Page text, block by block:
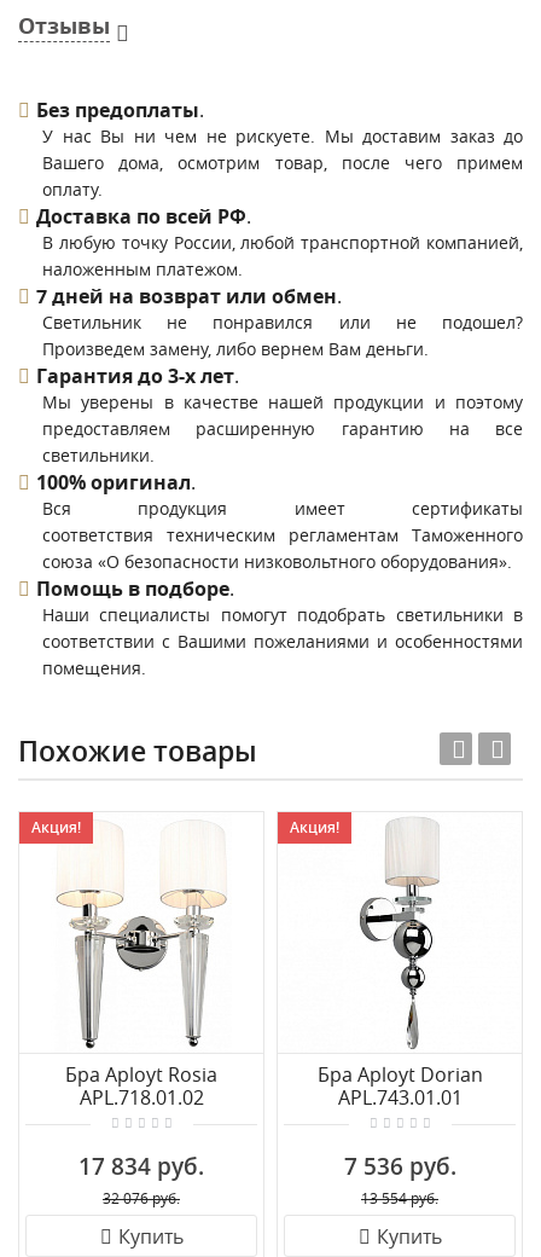
Отзывы
Без предоплаты.
У нас Вы ни чем не рискуете. Мы доставим заказ до
Вашего дома, осмотрим товар, после чего примем
оплату.
Доставка по всей РФ.
В любую точку России, любой транспортной компанией,
наложенным платежом.
7 дней на возврат или обмен.
Светильник не понравился или не подошел?
Произведем замену, либо вернем Вам деньги.
Гарантия до 3-х лет.
Мы уверены в качестве нашей продукции и поэтому
предоставляем расширенную гарантию на все
светильники.
100% оригинал.
Вся продукция имеет сертификаты
соответствия техническим регламентам Таможенного
союза «О безопасности низковольтного оборудования».
Помощь в подборе.
Наши специалисты помогут подобрать светильники в
соответствии с Вашими пожеланиями и особенностями
помещения.
Похожие товары
Акция!
Бра Aployt Rosia
APL.718.01.02
17 834 руб.
32 076 руб.
Купить
Акция!
Бра Aployt Dorian
APL.743.01.01
7 536 руб.
13 554 руб.
Купить